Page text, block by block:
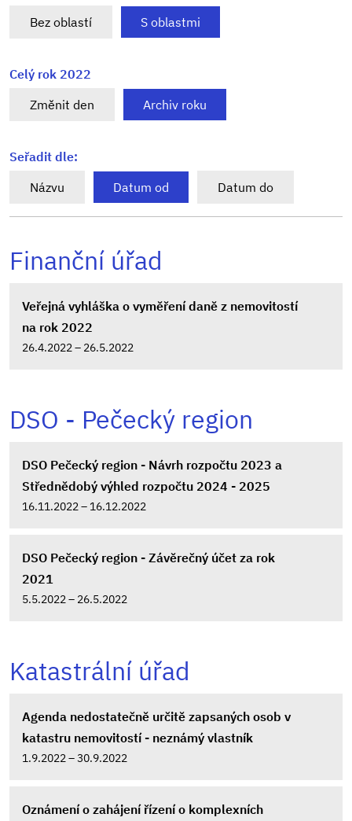
Bez oblastí
S oblastmi
Celý rok 2022
Změnit den
Archiv roku
Seřadit dle:
Názvu
Datum od Datum do
Finanční úřad
Veřejná vyhláška o vyměření daně z nemovitostí
na rok 2022
26.4.2022 – 26.5.2022
DSO - Pečecký region
DSO Pečecký region - Návrh rozpočtu 2023 a
Střednědobý výhled rozpočtu 2024 - 2025
16.11.2022 – 16.12.2022
DSO Pečecký region - Závěrečný účet za rok
2021
5.5.2022 – 26.5.2022
Katastrální úřad
Agenda nedostatečně určitě zapsaných osob v
katastru nemovitostí - neznámý vlastník
1.9.2022 – 30.9.2022
Oznámení o zahájení řízení o komplexních